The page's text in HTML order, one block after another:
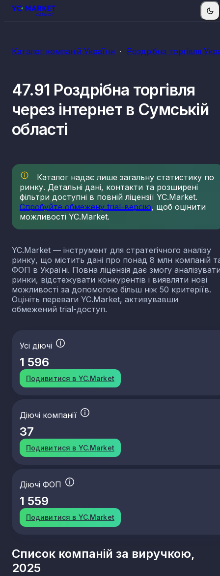
Каталог компаній України Роздрібна торгівля
47.91 Роздрібна торгівля
через інтернет в Сумській
області
Каталог надає лише загальну статистику по
ринку. Детальні дані, контакти та розширені
фільтри доступні в повній ліцензії YC.Market.
Спробуйте обмежену trial-версію, щоб оцінити
можливості YC.Market.
YC.Market — інструмент для стратегічного аналізу
ринку, що містить дані про понад 8 млн компаній
ФОП в Україні. Повна ліцензія дає змогу
ринки, відстежувати конкурентів і виявляти нові
можливості за допомогою більш ніж 50 критеріїв.
Оцініть переваги YC.Market, активувавши
обмежений trial-доступ.
Усі діючі
1 596
Подивитися в YC.Market
Діючі компанії
37
Подивитися в YC.Market
Діючі ФОП
1 559
Подивитися в YC.Market
Список компаній за виручкою,
2025